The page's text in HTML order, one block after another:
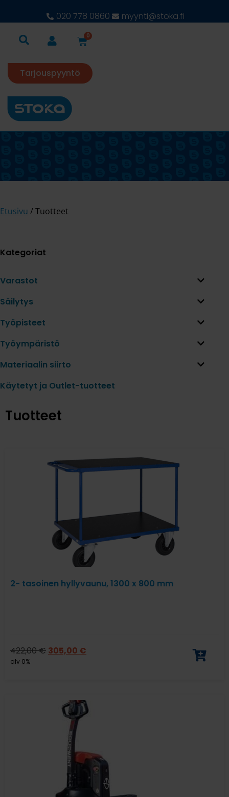
020 778 0860 myynti@stoka.fi
0
Tarjouspyyntö
Etusivu / Tuotteet
Kategoriat
Varastot
Säilytys
Työpisteet
Työympäristö
Materiaalin siirto
Käytetyt ja Outlet-tuotteet
Tuotteet
2- tasoinen hyllyvaunu, 1300 x 800 mm
422,00€ 305,00 €
alv 0%